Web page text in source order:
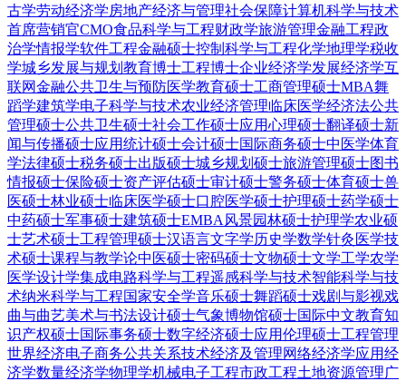
古学劳动经济学房地产经济与管理社会保障计算机科学与技术
首席营销官CMO食品科学与工程财政学旅游管理金融工程政
治学情报学软件工程金融硕士控制科学与工程化学地理学税收
学城乡发展与规划 教育博士工程博士企业经济学发展经济学互
联网金融公共卫生与预防医学教育硕士工商管理硕士MBA舞
蹈学建筑学电子科学与技术农业经济管理临床医学经济法公共
管理硕士公共卫生硕士社会工作硕士应用心理硕士翻译硕士新
闻与传播硕士应用统计硕士会计硕士国际商务硕士中医学体育
学法律硕士税务硕士出版硕士城乡规划硕士旅游管理硕士图书
情报硕士保险硕士资产评估硕士审计硕士警务硕士体育硕士兽
医硕士林业硕士临床医学硕士口腔医学硕士护理硕士药学硕士
中药硕士军事硕士建筑硕士EMBA 风景园林硕士护理学农业硕
士艺术硕士工程管理硕士汉语言文字学历史学数学针灸 医学技
术硕士课程与教学论中医硕士密码硕士文物硕士文学工学农学
医学设计学集成电路科学与工程遥感科学与技术智能科学与技
术纳米科学与工程国家安全学音乐硕士舞蹈硕士戏剧与影视戏
曲与曲艺美术与书法设计硕士气象博物馆硕士国际中文教育知
识产权硕士国际事务硕士数字经济硕士应用伦理硕士工程管理
世界经济电子商务公共关系技术经济及管理网络经济学应用经
济学数量经济学物理学机械电子工程市政工程土地资源管理广